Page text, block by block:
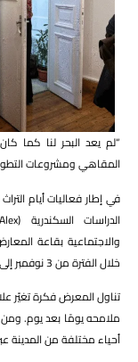
“لم يعد البحر لنا كما
المقاهي ومشروعات
في إطار فعاليات أيام
والاجتماعية بقاعة
خلال الفترة من 3 نوفمبر إلى 8 نوفمبر 2025.
تناول المعرض فكرة تغيّر
ملامحه يومًا بعد يوم.
أحياء مختلفة من المدينة